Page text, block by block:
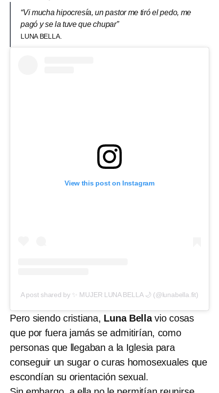
“Vi mucha hipocresía, un pastor me tiró el pedo, me
pagó y se la tuve que chupar”
LUNA BELLA.
View this post on Instagram
A post shared by ✨ MUJER LUNA BELLA 🌙 (@lunabella.fit)
Pero siendo cristiana, Luna Bellavio cosas
que por fuera jamás se admitirían, como
personas que llegaban a la Iglesia para
conseguir un sugar o curas homosexuales que
escondían su orientación sexual.